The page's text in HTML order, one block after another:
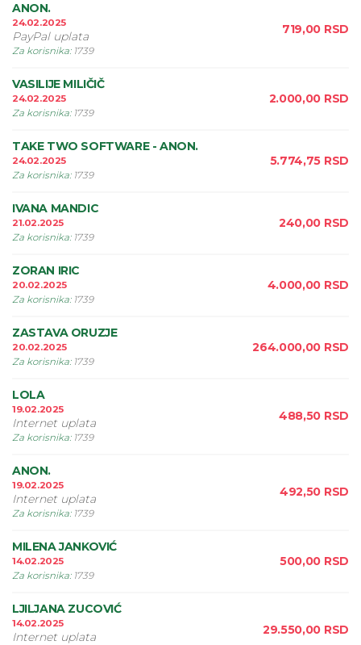
ANON.
24.02.2025
PayPal uplata
Za korisnika: 1739
719,00 RSD
VASILIJE MILIČIČ
24.02.2025
Za korisnika: 1739
2.000,00 RSD
TAKE TWO SOFTWARE - ANON.
24.02.2025
Za korisnika: 1739
5.774,75 RSD
IVANA MANDIC
21.02.2025
Za korisnika: 1739
240,00 RSD
ZORAN IRIC
20.02.2025
Za korisnika: 1739
4.000,00 RSD
ZASTAVA ORUZJE
20.02.2025
Za korisnika: 1739
264.000,00 RSD
LOLA
19.02.2025
Internet uplata
Za korisnika: 1739
488,50 RSD
ANON.
19.02.2025
Internet uplata
Za korisnika: 1739
492,50 RSD
MILENA JANKOVIĆ
14.02.2025
Za korisnika: 1739
500,00 RSD
LJILJANA ZUCOVIĆ
14.02.2025
Internet uplata 29.550,00 RSD